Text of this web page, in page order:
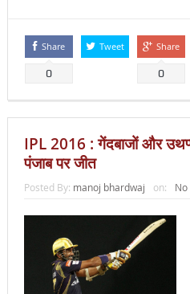
Share
0
Tweet Share
0
IPL 2016 : गेंदबाजों और
पंजाब पर जीत
Posted By: manoj bhardwaj on: